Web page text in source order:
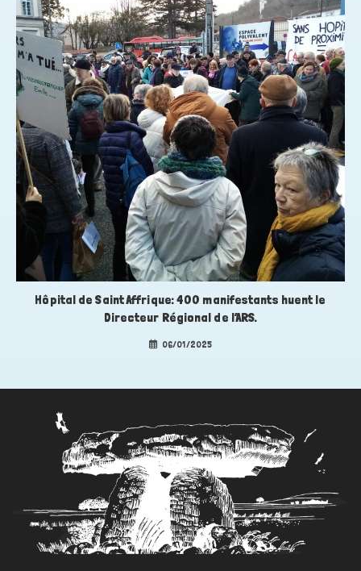
Hôpital de Saint Affrique: 400 manifestants huent le
Directeur Régional de l’ARS.
06/01/2025